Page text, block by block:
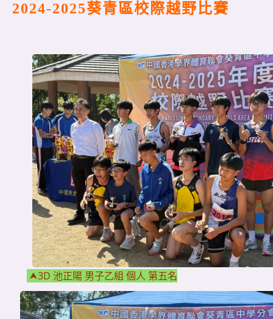
2024-2025葵青區校際越野比賽
⮝3D 池正陽 男子乙組 個人 第五名